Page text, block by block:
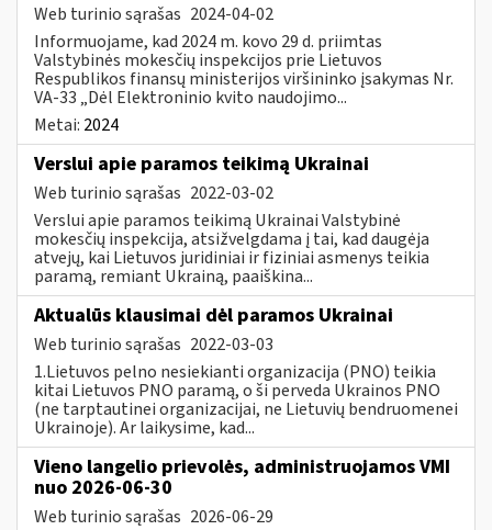
Web turinio sąrašas 2024-04-02
Informuojame, kad 2024 m. kovo 29 d. priimtas
Valstybinės mokesčių inspekcijos prie Lietuvos
Respublikos finansų ministerijos viršininko įsakymas Nr.
VA-33 „Dėl Elektroninio kvito naudojimo...
Metai: 2024
Verslui apie paramos teikimą Ukrainai
Web turinio sąrašas 2022-03-02
Verslui apie paramos teikimą Ukrainai Valstybinė
mokesčių inspekcija, atsižvelgdama į tai, kad daugėja
atvejų, kai Lietuvos juridiniai ir fiziniai asmenys teikia
paramą, remiant Ukrainą, paaiškina...
Aktualūs klausimai dėl paramos Ukrainai
Web turinio sąrašas 2022-03-03
1.Lietuvos pelno nesiekianti organizacija (PNO) teikia
kitai Lietuvos PNO paramą, o ši perveda Ukrainos PNO
(ne tarptautinei organizacijai, ne Lietuvių bendruomenei
Ukrainoje). Ar laikysime, kad...
Vieno langelio prievolės, administruojamos VMI
nuo 2026-06-30
Web turinio sąrašas 2026-06-29